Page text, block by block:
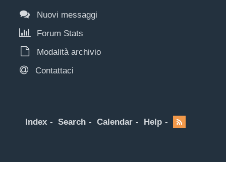
Nuovi messaggi
Forum Stats
Modalità archivio
Contattaci
Index Search Calendar Help